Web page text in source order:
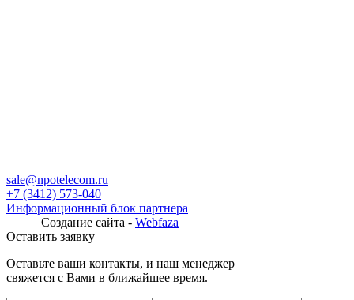
sale@npotelecom.ru
+7 (3412) 573-040
Информационный блок партнера
Создание сайта - Webfaza
Оставить заявку
Оставьте ваши контакты, и наш менеджер
свяжется с Вами в ближайшее время.